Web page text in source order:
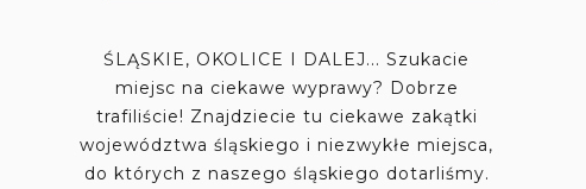
ŚLĄSKIE, OKOLICE I DALEJ... Szukacie
miejsc na ciekawe wyprawy? Dobrze
trafiliście! Znajdziecie tu ciekawe zakątki
województwa śląskiego i niezwykłe miejsca,
do których z naszego śląskiego dotarliśmy.